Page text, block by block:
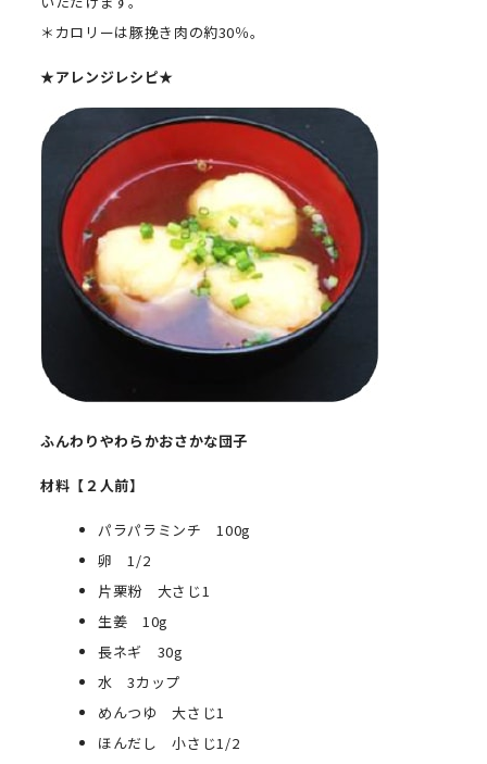
＊カロリーは豚挽き肉の約30％。
★アレンジレシピ★
ふんわりやわらかおさかな団子
材料【２人前】
パラパラミンチ100g
卵1/2
片栗粉 大さじ1
生姜 10g
長ネギ 30g
水3カップ
めんつゆ 大さじ1
ほんだし 小さじ1/2